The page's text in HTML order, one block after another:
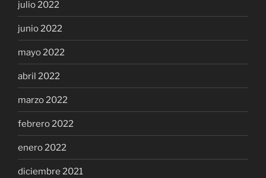
julio 2022
junio 2022
mayo 2022
abril 2022
marzo 2022
febrero 2022
enero 2022
diciembre 2021